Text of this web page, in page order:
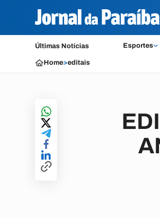
Últimas Notícias Esportes
Home>editais